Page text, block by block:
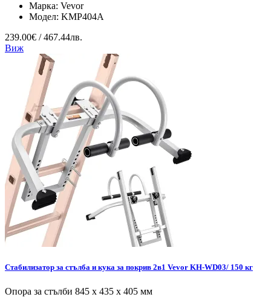
Марка: Vevor
Модел: KMP404A
239.00€ / 467.44лв.
Виж
Стабилизатор за стълба и кука за покрив 2в1 Vevor KH-WD03/ 150 кг
Опора за стълби 845 x 435 x 405 мм